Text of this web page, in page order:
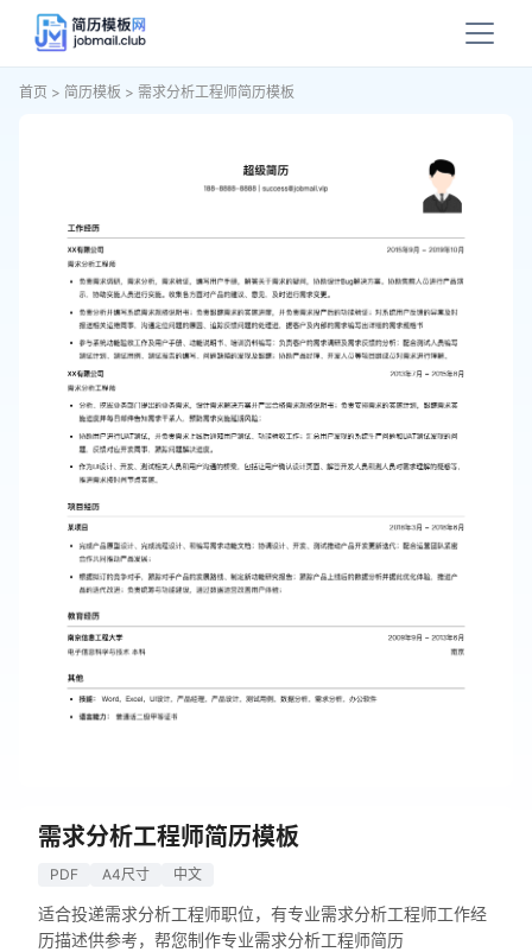
首页 > 简历模板 > 需求分析工程师简历模板
需求分析工程师简历模板
PDF A4尺寸 中文
适合投递需求分析工程师职位，有专业需求分析工程师工作经
历描述供参考，帮您制作专业需求分析工程师简历